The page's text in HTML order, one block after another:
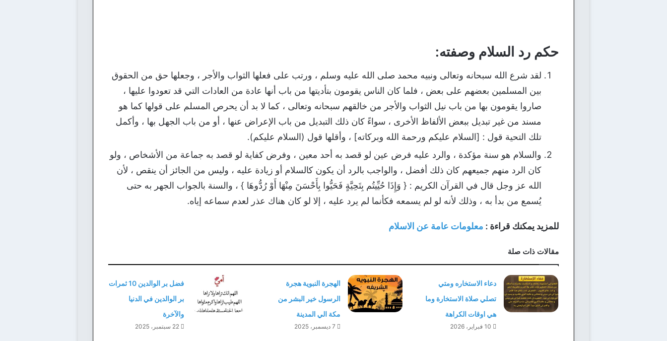
حكم رد السلام وصفته:
لقد شرع الله سبحانه وتعالى ونبيه محمد صلى الله عليه وسلم ، ورتب على فعلها الثواب والأجر ، وجعلها حق من الحقوق
بين المسلمين بعضهم على بعض ، فلما كان الناس يقومون بتأديتها من باب أنها عادة من العادات التي قد تعودوا عليها ،
صاروا يقومون بها من باب نيل الثواب والأجر من خالقهم سبحانه وتعالى ، كما لا بد أن يحرص المسلم على قولها كما هو
مسند من غير تبديل ببعض الألفاظ الأخرى ، سواءً كان ذلك التبديل من باب الإعراض عنها ، أو من باب الجهل بها ، وأكمل
تلك التحية قول : [السلام عليكم ورحمة الله وبركاته] ، وأقلها قول (السلام عليكم).
والسلام هو سنة مؤكدة ، والرد عليه فرض عين لو قصد به أحد معين ، وفرض كفاية لو قصد به جماعة من الأشخاص ، ولو
كان الرد منهم جميعهم كان ذلك أفضل ، والواجب بالرد أن يكون كالسلام أو زيادة عليه ، وليس من الجائز أن ينقص ، لأن
الله عز وجل قال في القرآن الكريم : { وَإِذَا حُيِّيتُم بِتَحِيَّةٍ فَحَيُّوا بِأَحْسَنَ مِنْهَا أَوْ رُدُّوهَا } ، والسنة بالجواب الجهر به حتى
يُسمع من بدأ به ، وذلك لأنه لو لم يسمعه فكأنما لم يرد عليه ، إلا لو كان هناك عذر لعدم سماعه إياه.
للمزيد يمكنك قراءة : معلومات عامة عن الاسلام
مقالات ذات صلة
دعاء الاستخاره ومتي
تصلي صلاة الاستخارة وما
هي اوقات الكراهة
10 فبراير، 2026
الهجرة النبوية هجرة
الرسول خير البشر من
مكة الي المدينة
7 ديسمبر، 2025
فضل بر الوالدين 10 ثمرات
بر الوالدين في الدنيا
والآخرة
22 سبتمبر، 2025